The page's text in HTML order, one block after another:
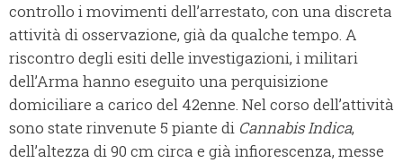
controllo i movimenti dell’arrestato, con una discreta
attività di osservazione, già da qualche tempo. A
riscontro degli esiti delle investigazioni, i militari
dell’Arma hanno eseguito una perquisizione
domiciliare a carico del 42enne. Nel corso dell’attività
sono state rinvenute 5 piante di Cannabis Indica,
dell’altezza di 90 cm circa e già infiorescenza, messe